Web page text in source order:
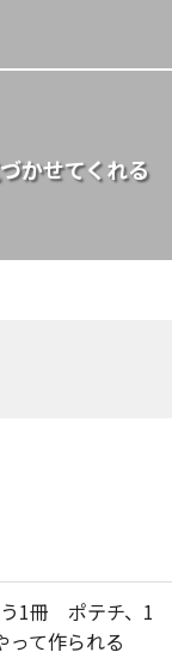
かせてくれる
1冊 ポテチ、1
って作られる